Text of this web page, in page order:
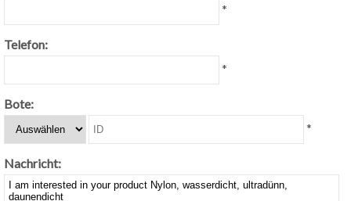
*
Telefon:
*
Bote:
*
Nachricht: